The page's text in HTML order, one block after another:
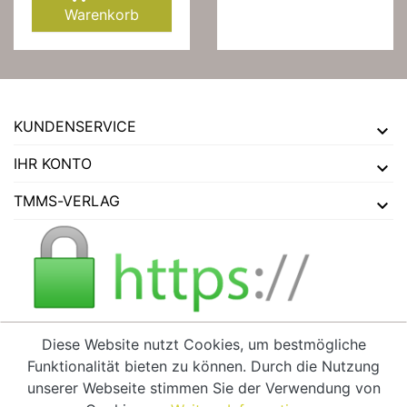
Warenkorb
KUNDENSERVICE
IHR KONTO
TMMS-VERLAG
VERTRAG WIDERRUFEN
Diese Website nutzt Cookies, um bestmögliche
Funktionalität bieten zu können. Durch die Nutzung
unserer Webseite stimmen Sie der Verwendung von